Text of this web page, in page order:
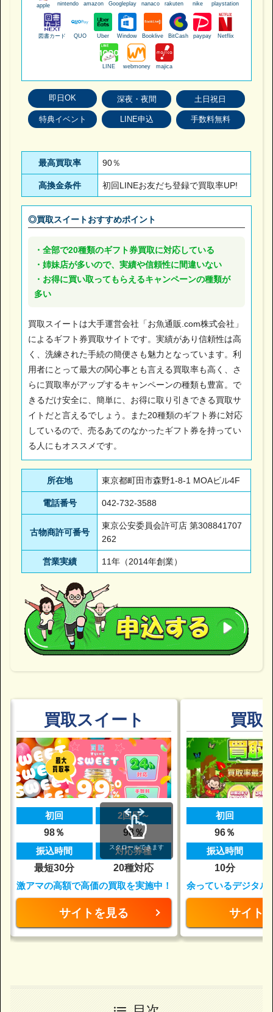
apple nintendo amazon Googleplay nanaco rakuten nike playstation
図書カード QUO Uber Window Booklive BitCash paypay Netflix
LINE webmoney majica
即日OK 深夜・夜間 土日祝日
特典イベント LINE申込 手数料無料
最高買取率 90％
高換金条件 初回LINEお友だち登録で買取率UP!
◎買取スイートおすすめポイント
・全部で20種類のギフト券買取に対応している
・姉妹店が多いので、実績や信頼性に間違いない
・お得に買い取ってもらえるキャンペーンの種類が
多い
買取スイートは大手運営会社「お魚通販.com株式会社」
によるギフト券買取サイトです。実績があり信頼性は高
く、洗練された手続の簡便さも魅力となっています。利
用者にとって最大の関心事とも言える買取率も高く、さ
らに買取率がアップするキャンペーンの種類も豊富。で
きるだけ安全に、簡単に、お得に取り引きできる買取サ
イトだと言えるでしょう。また20種類のギフト券に対応
しているので、売るあてのなかったギフト券を持ってい
る人にもオススメです。
所在地 東京都町田市森野1-8-1 MOAビル4F
電話番号 042-732-3588
古物商許可番号
東京公安委員会許可店 第308841707
262
営業実績 11年（2014年創業）
買取スイート
初回
98％
2回目～
98％
振込時間
最短30分
対応券種
20種対応
激アマの高額で高価の買取を実施中！
サイトを見る
買取
初回
96％
振込時間
10分
余っているデジタル
サイト
スクロールできます